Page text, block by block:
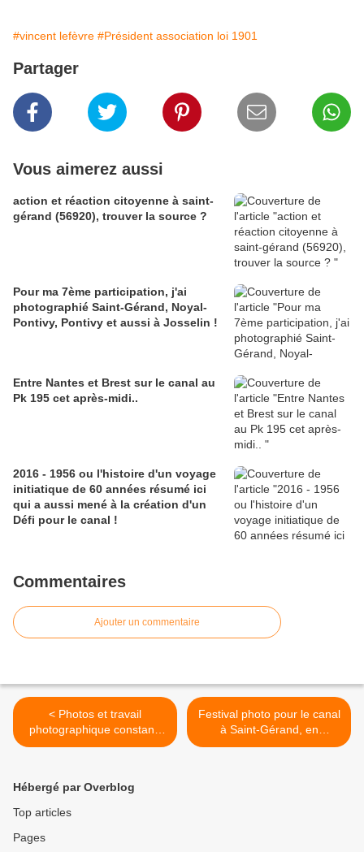
#vincent lefèvre #Président association loi 1901
Partager
Vous aimerez aussi
action et réaction citoyenne à saint-
gérand (56920), trouver la source ?
Pour ma 7ème participation, j'ai
photographié Saint-Gérand, Noyal-
Pontivy, Pontivy et aussi à Josselin !
Entre Nantes et Brest sur le canal au
Pk 195 cet après-midi..
2016 - 1956 ou l'histoire d'un voyage
initiatique de 60 années résumé ici
qui a aussi mené à la création d'un
Défi pour le canal !
Commentaires
Ajouter un commentaire
< Photos et travail
photographique constant,
un état d'esprit aussi !
Festival photo pour le canal
à Saint-Gérand, en
construction ! >
Hébergé par Overblog
Top articles
Pages